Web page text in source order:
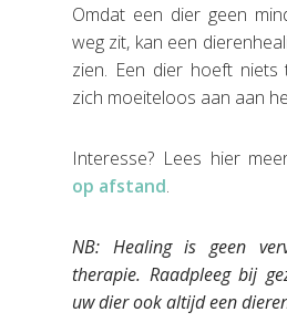
Omdat een dier geen
weg zit, kan een
zien. Een dier hoeft niets
zich moeiteloos aan aan
Interesse? Lees hier
op afstand.
NB: Healing is geen
therapie. Raadpleeg bij
uw dier ook altijd een